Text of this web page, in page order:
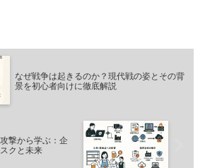
なぜ戦争は起きるのか？現代戦の姿とその背
景を初心者向けに徹底解説
撃から学ぶ：企
クと未来